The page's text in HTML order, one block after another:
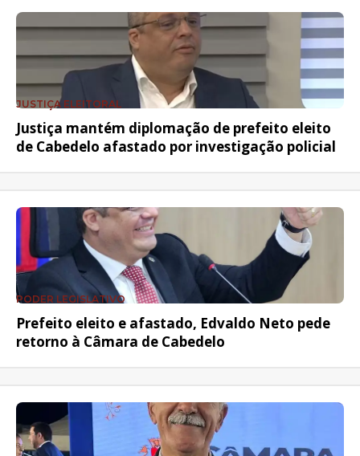
JUSTIÇA ELEITORAL
Justiça mantém diplomação de prefeito eleito
de Cabedelo afastado por investigação policial
PODER LEGISLATIVO
Prefeito eleito e afastado, Edvaldo Neto pede
retorno à Câmara de Cabedelo